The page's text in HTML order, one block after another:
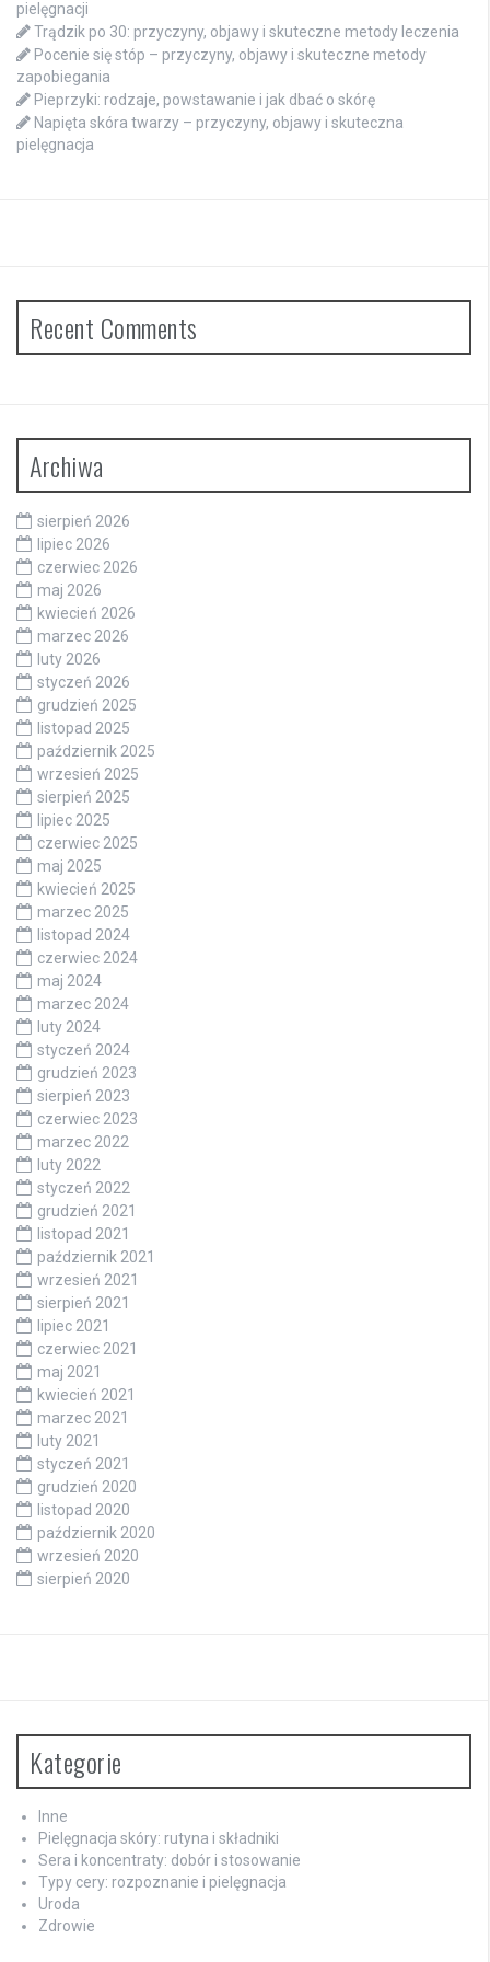
pielęgnacji
Trądzik po 30: przyczyny, objawy i skuteczne metody leczenia
Pocenie się stóp – przyczyny, objawy i skuteczne metody
zapobiegania
Pieprzyki: rodzaje, powstawanie i jak dbać o skórę
Napięta skóra twarzy – przyczyny, objawy i skuteczna
pielęgnacja
Recent Comments
Archiwa
sierpień 2026
lipiec 2026
czerwiec 2026
maj 2026
kwiecień 2026
marzec 2026
luty 2026
styczeń 2026
grudzień 2025
listopad 2025
październik 2025
wrzesień 2025
sierpień 2025
lipiec 2025
czerwiec 2025
maj 2025
kwiecień 2025
marzec 2025
listopad 2024
czerwiec 2024
maj 2024
marzec 2024
luty 2024
styczeń 2024
grudzień 2023
sierpień 2023
czerwiec 2023
marzec 2022
luty 2022
styczeń 2022
grudzień 2021
listopad 2021
październik 2021
wrzesień 2021
sierpień 2021
lipiec 2021
czerwiec 2021
maj 2021
kwiecień 2021
marzec 2021
luty 2021
styczeń 2021
grudzień 2020
listopad 2020
październik 2020
wrzesień 2020
sierpień 2020
Kategorie
Inne
Pielęgnacja skóry: rutyna i składniki
Sera i koncentraty: dobór i stosowanie
Typy cery: rozpoznanie i pielęgnacja
Uroda
Zdrowie